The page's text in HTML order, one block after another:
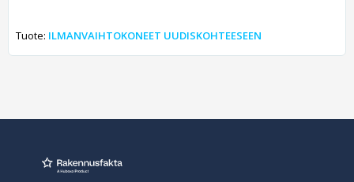
Tuote: ILMANVAIHTOKONEET UUDISKOHTEESEEN